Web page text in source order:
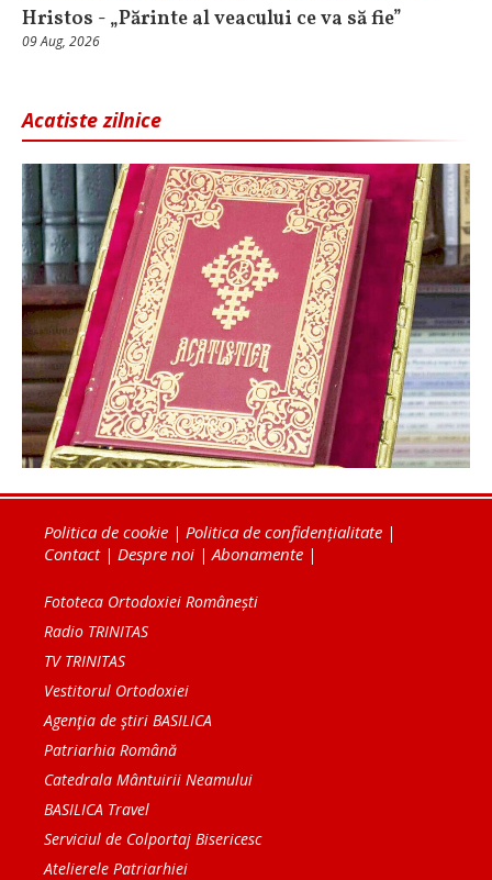
Hristos - „Părinte al veacului ce va să fie”
09 Aug, 2026
Acatiste zilnice
Politica de cookie | Politica de confidențialitate |
Contact| Despre noi |Abonamente |
Fototeca Ortodoxiei Românești
Radio TRINITAS
TV TRINITAS
Vestitorul Ortodoxiei
Agenţia de ştiri BASILICA
Patriarhia Română
Catedrala Mântuirii Neamului
BASILICA Travel
Serviciul de Colportaj Bisericesc
Atelierele Patriarhiei